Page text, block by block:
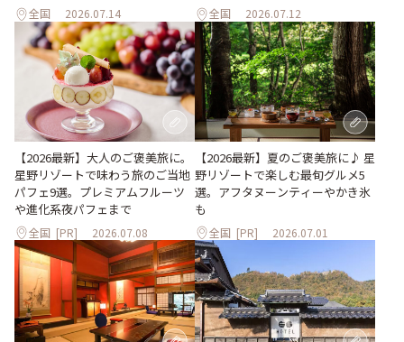
全国 2026.07.14 全国 2026.07.12
【2026最新】大人のご褒美旅に。
星野リゾートで味わう旅のご当地
パフェ9選。プレミアムフルーツ
や進化系夜パフェまで
全国 [PR] 2026.07.08
【2026最新】夏のご褒美旅に♪ 星
野リゾートで楽しむ最旬グルメ5
選。アフタヌーンティーやかき氷
も
全国 [PR] 2026.07.01